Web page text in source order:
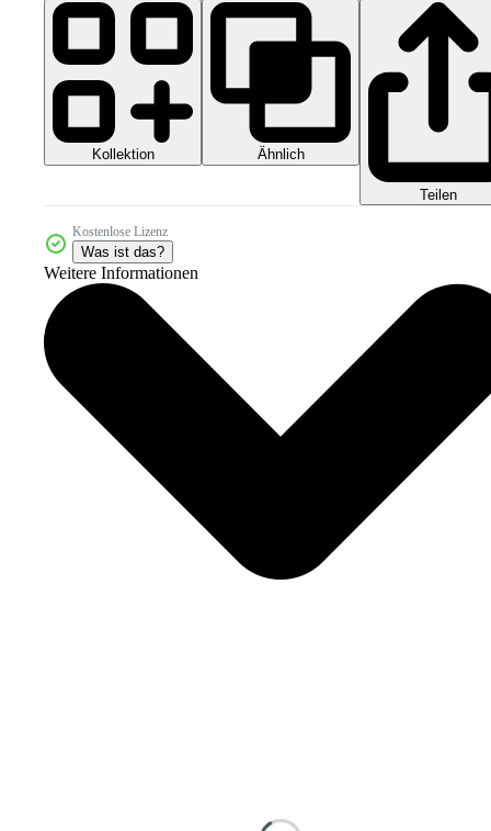
Kollektion Ähnlich
Teilen
Kostenlose Lizenz
Was ist das?
Weitere Informationen